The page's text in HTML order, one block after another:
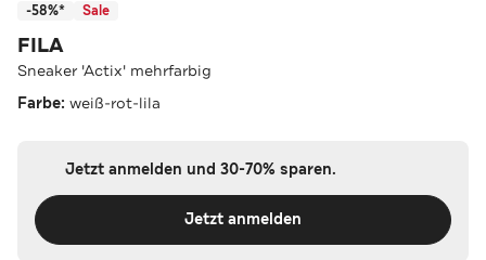
-58%* Sale
FILA
Sneaker 'Actix' mehrfarbig
Farbe: weiß-rot-lila
Jetzt anmelden und 30-70% sparen.
Jetzt anmelden